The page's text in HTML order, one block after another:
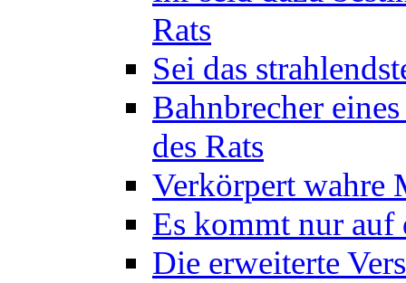
Rats
Sei das
Bahnbrecher
des Rats
Verkörpert wahre
Es kommt nur auf
Die erweiterte